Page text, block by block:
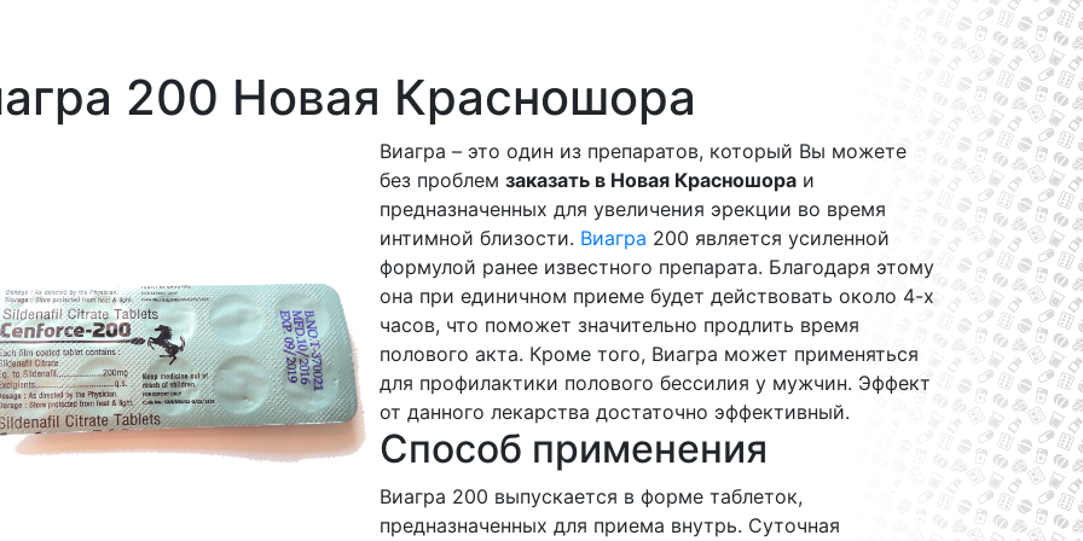
200 Новая Красношора
Виагра – это один из препаратов, который Вы можете
без проблем заказать в Новая Красношора и
предназначенных для увеличения эрекции во время
интимной близости. Виагра 200 является усиленной
формулой ранее известного препарата. Благодаря этому
она при единичном приеме будет действовать около 4-х
часов, что поможет значительно продлить время
полового акта. Кроме того, Виагра может применяться
для профилактики полового бессилия у мужчин. Эффект
от данного лекарства достаточно эффективный.
Способ применения
Виагра 200 выпускается в форме таблеток,
предназначенных для приема внутрь. Суточная